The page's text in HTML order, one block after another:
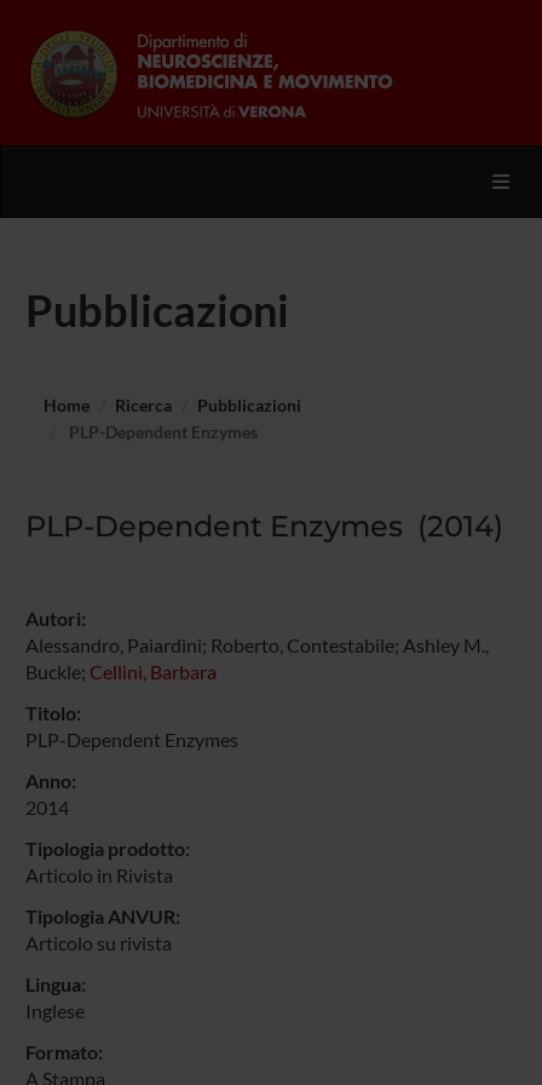
Pubblicazioni
Home Ricerca
Pubblicazioni
PLP-Dependent Enzymes
PLP-Dependent Enzymes (2014)
Autori:
Alessandro, Paiardini; Roberto, Contestabile; Ashley M.,
Buckle; Cellini, Barbara
Titolo:
PLP-Dependent Enzymes
Anno:
2014
Tipologia prodotto:
Articolo in Rivista
Tipologia ANVUR:
Articolo su rivista
Lingua:
Inglese
Formato:
A Stampa